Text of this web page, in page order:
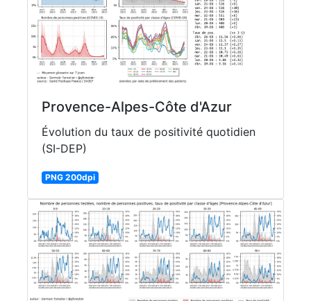
Provence-Alpes-Côte d'Azur
Évolution du taux de positivité quotidien
(SI-DEP)
PNG 200dpi